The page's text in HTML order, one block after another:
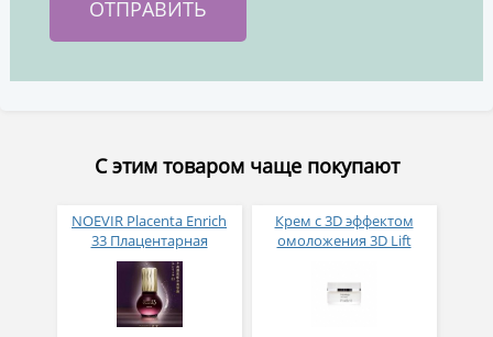
С этим товаром чаще покупают
NOEVIR Placenta Enrich
33 Плацентарная
сыворотка 45 мл
Крем с 3D эффектом
омоложения 3D Lift